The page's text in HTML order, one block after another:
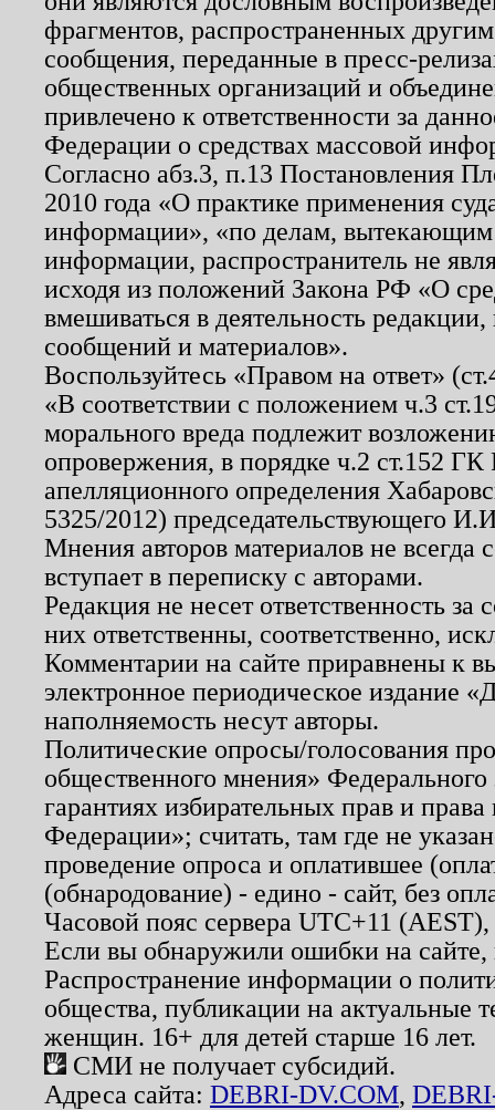
фрагментов, распространенных
сообщения, переданные в пресс-
общественных организаций и
привлечено к ответственности за
Федерации о средствах массовой
Согласно абз.3, п.13 Постановления
2010 года «О практике применения
информации», «по делам, вытекающим
информации, распространитель не
исходя из положений Закона РФ «О
вмешиваться в деятельность
сообщений и материалов».
Воспользуйтесь «Правом на ответ»
«В соответствии с положением ч.3
морального вреда подлежит
опровержения, в порядке ч.2 ст.152
апелляционного определения
5325/2012) председательствующего
Мнения авторов материалов не
вступает в переписку с авторами.
Редакция не несет ответственность
них ответственны, соответственно,
Комментарии на сайте приравнены к
электронное периодическое издание
наполняемость несут авторы.
Политические опросы/голосования
общественного мнения»
гарантиях избирательных прав и
Федерации»; считать, там где не
проведение опроса и оплатившее
(обнародование) - едино - сайт, без
Часовой пояс сервера UTC+11
Если вы обнаружили ошибки на
Распространение информации о
общества, публикации на актуальные
женщин. 16+ для детей старше 16 лет.
СМИ не получает субсидий.
Адреса сайта: DEBRI-DV.COM,